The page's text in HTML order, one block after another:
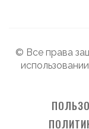
© Все права